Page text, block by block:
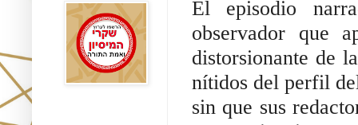
El episodio
observador que
distorsionante de
nítidos del perfil
sin que sus